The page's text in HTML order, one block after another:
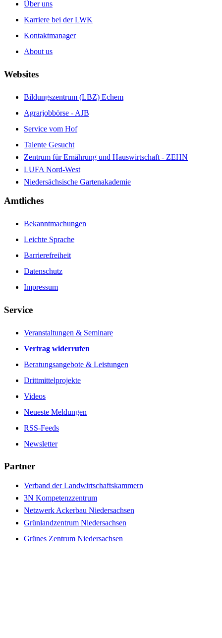
Über uns
Karriere bei der LWK
Kontaktmanager
About us
Websites
Bildungszentrum (LBZ) Echem
Agrarjobbörse - AJB
Service vom Hof
Talente Gesucht
Zentrum für Ernährung und Hauswirtschaft - ZEHN
LUFA Nord-West
Niedersächsische Gartenakademie
Amtliches
Bekanntmachungen
Leichte Sprache
Barrierefreiheit
Datenschutz
Impressum
Service
Veranstaltungen & Seminare
Vertrag widerrufen
Beratungsangebote & Leistungen
Drittmittelprojekte
Videos
Neueste Meldungen
RSS-Feeds
Newsletter
Partner
Verband der Landwirtschaftskammern
3N Kompetenzzentrum
Netzwerk Ackerbau Niedersachsen
Grünlandzentrum Niedersachsen
Grünes Zentrum Niedersachsen